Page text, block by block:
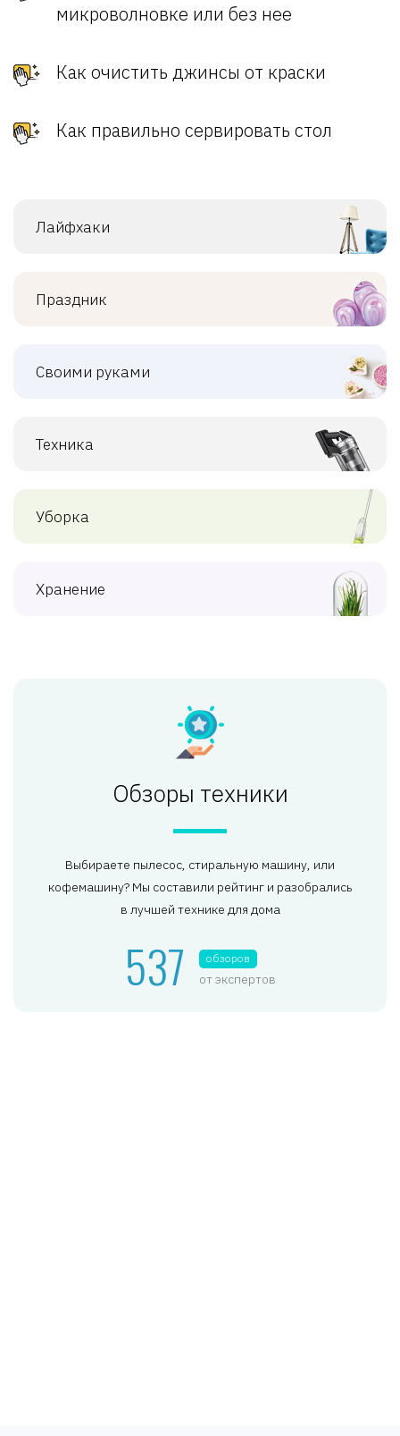
микроволновке или без нее
Как очистить джинсы от краски
Как правильно сервировать стол
Лайфхаки
Праздник
Своими руками
Техника
Уборка
Хранение
Обзоры техники
Выбираете пылесос, стиральную машину, или
кофемашину? Мы составили рейтинг и разобрались
в лучшей технике для дома
537 обзоров
от экспертов